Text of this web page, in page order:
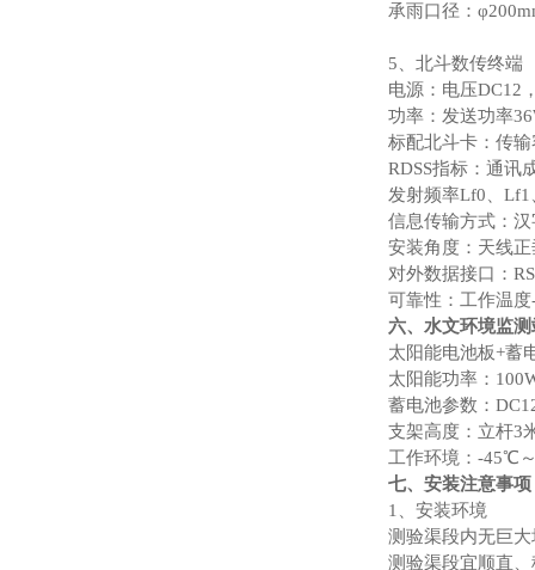
承雨口径：
5、北斗数传终端
电源：电压DC12
功率：发送功率
标配北斗卡：传
RDSS指标：通讯
发射频率Lf0、Lf1
信息传输方式：
安装角度：天线
对外数据接口：
可靠性：工作温
六、水文环境监
太阳能电池板+蓄
太阳能功率：
蓄电池参数：
支架高度：立杆3
工作环境：-45℃
七、安装注意事项
1、安装环境
测验渠段内无巨
测验渠段宜顺直